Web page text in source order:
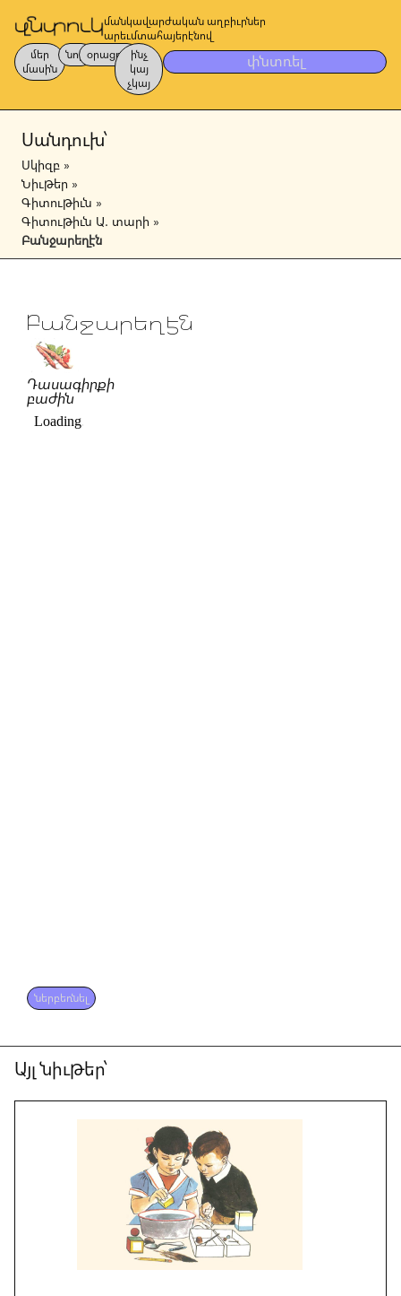
մանկավարժական աղբիւրներ
արեւմտահայերէնով
մեր
մասին
նոր օրացոյց
ինչ
կայ
չկայ
փնտռել
Սանդուխ՝
Սկիզբ »
Նիւթեր »
Գիտութիւն »
Գիտութիւն Ա. տարի »
Բանջարեղէն
Բանջարեղէն
Դասագիրքի
բաժին
ներբեռնել
Այլ նիւթեր՝